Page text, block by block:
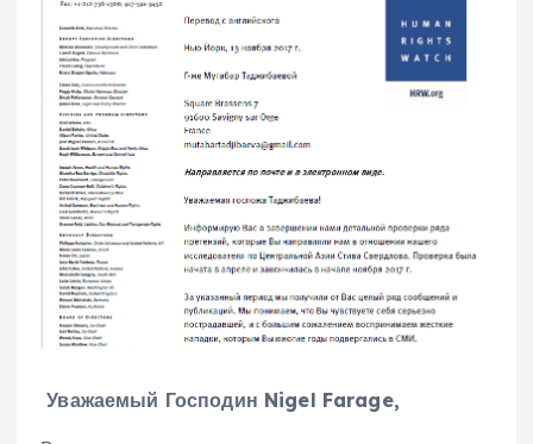
Уважаемый Господин Nigel Farage,